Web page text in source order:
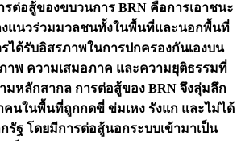
ต่อสู้ของขบวนการ BRN คือการเอาชนะ
งแนวร่วมมวลชนทั้งในพื้นที่และนอกพื้นที่
ได้รับอิสรภาพในการปกครองกันเองบน
าพ ความเสมอภาค และความยุติธรรมที่
หลักสากล การต่อสู้ของ BRN จึงลุ่มลึก
คนในพื้นที่ถูกกดขี่ ข่มเหง รังแก และไม่ได้
รัฐ โดยมีการต่อสู้นอกระบบเข้ามาเป็น